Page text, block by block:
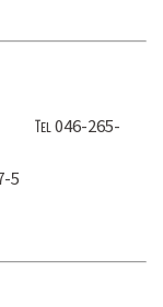
℡ 046-265-
5